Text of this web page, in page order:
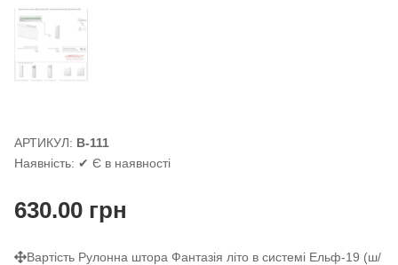
АРТИКУЛ: В-111
Наявність: ✔ Є в наявності
630.00грн
Вартість Рулонна штора Фантазія літо в системі Ельф-19 (ш/